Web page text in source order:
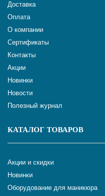
Доставка
Оплата
О компании
Сертификаты
Контакты
Акции
Новинки
Новости
Полезный журнал
КАТАЛОГ ТОВАРОВ
Акции и скидки
Новинки
Оборудование для маникюра